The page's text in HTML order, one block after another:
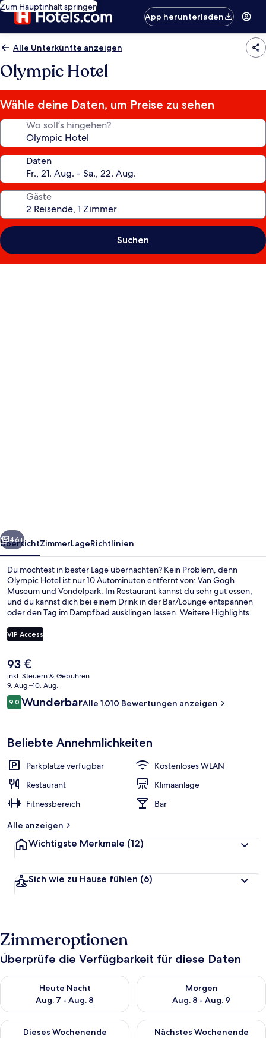
Zum Hauptinhalt springen
App herunterladen
Alle Unterkünfte anzeigen
Olympic Hotel
Wähle deine Daten, um Preise zu sehen
Wo soll’s hingehen?
Daten
Gäste
Suchen
Weiter
46+
ÜbersichtZimmerLageRichtlinien
Du möchtest in bester Lage übernachten? Kein Problem, denn
Olympic Hotel ist nur 10 Autominuten entfernt von: Van Gogh
Museum und Vondelpark. Im Restaurant kannst du sehr gut essen,
und du kannst dich bei einem Drink in der Bar/Lounge entspannen
oder den Tag im Dampfbad ausklingen lassen. Weitere Highlights
Reisende schätzen die fußläufige Entfernung zu den öffentlichen
Verkehrsmitteln: Zur Haltestelle IJsbaanpad sind es 4 und zur
VIP Access
Der
aktuelle
Preis
beträgt
93 €.
93 €
inkl. Steuern & Gebühren
9. Aug.–10. Aug.
Bewertungen
9,09,0 von 10.
WunderbarAlle 1.010 Bewertungen anzeigen
Beliebte Annehmlichkeiten
Parkplätze verfügbar
Kostenloses WLAN
Restaurant
Klimaanlage
Fitnessbereich
Bar
Alle anzeigen
Wichtigste Merkmale (12)
Sich wie zu Hause fühlen (6)
Zimmeroptionen
Überprüfe die Verfügbarkeit für diese Daten
Heute Nacht
Aug. 7 - Aug. 8
Überprüfe die Verfügbarkeit für heute Nacht, Aug. 7 - Aug. 8.
Morgen
Aug. 8 - Aug. 9
Überprüfe die Verfügbarkeit
Dieses Wochenende
Überprüfe die Verfügbarkeit für dieses Wochenende, Aug. 7
Nächstes Wochenende
Überprüfe die Verfügbarkeit